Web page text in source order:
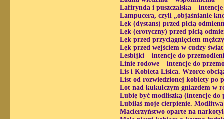
Lafirynda i puszczalska –
Lampucera, czyli „objaśnianie
Lęk (dystans) przed płcią
Lęk (erotyczny) przed płcią
Lęk przed przyciągnięciem
Lęk przed wejściem w cudzy
Lesbijki – intencje do
Linie rodowe – intencje do
Lis i Kobieta Lisica. Wzorce
List od rozwiedzionej kobiety po
Lot nad kukułczym gniazdem w
Lubię być modliszką (intencje do
Lubiłaś moje cierpienie.
Macierzyństwo oparte na